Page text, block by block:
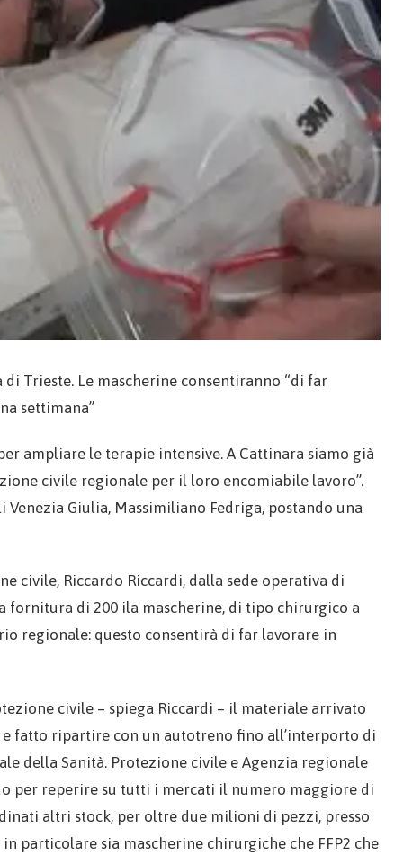
Trieste. Le mascherine consentiranno “di far
settimana”
ampliare le terapie intensive. A Cattinara siamo già
civile regionale per il loro encomiabile lavoro”.
Giulia, Massimiliano Fedriga, postando una
civile, Riccardo Riccardi, dalla sede operativa di
fornitura di 200 ila mascherine, di tipo chirurgico a
regionale: questo consentirà di far lavorare in
civile – spiega Riccardi – il materiale arrivato
fatto ripartire con un autotreno fino all’interporto di
della Sanità. Protezione civile e Agenzia regionale
per reperire su tutti i mercati il numero maggiore di
altri stock, per oltre due milioni di pezzi, presso
particolare sia mascherine chirurgiche che FFP2 che